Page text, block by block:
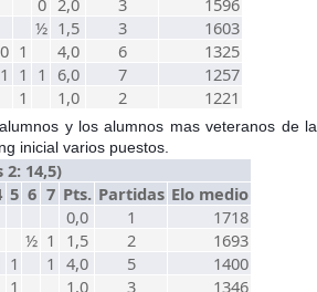
½ 1,5 3
1603
0 1 4,0 6
1325
1 1 1 6,0 7
1257
1 1,0 2 1221
y los alumnos mas veteranos de la
inicial varios puestos.
2: 14,5)
5 6 7 Pts. Partidas Elo medio
0,0 1
1718
½ 1 1,5 2
1693
1 1 4,0 5
1400
1 1,0 3
1346